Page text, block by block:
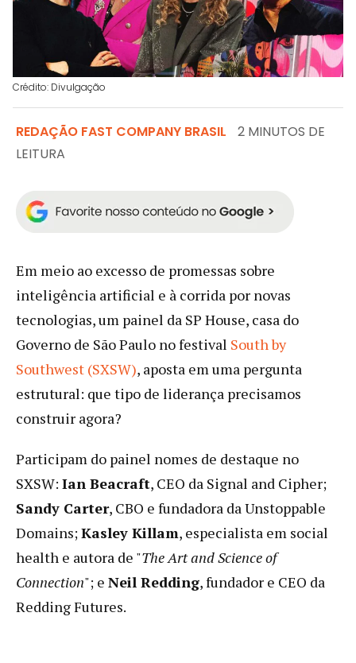
Crédito: Divulgação
REDAÇÃO FAST COMPANY BRASIL
2 MINUTOS DE
LEITURA
Em meio ao excesso de promessas sobre
inteligência artificial e à corrida por novas
tecnologias, um painel da SP House, casa do
Governo de São Paulo no festival South by
Southwest (SXSW), aposta em uma pergunta
estrutural: que tipo de liderança precisamos
construir agora?
Participam do painel nomes de destaque no
SXSW: Ian Beacraft, CEO da Signal and Cipher;
Sandy Carter, CBO e fundadora da Unstoppable
Domains;Kasley Killam, especialista em social
health e autora de "The Art and Science of
Connection"; e Neil Redding, fundador e CEO da
Redding Futures.